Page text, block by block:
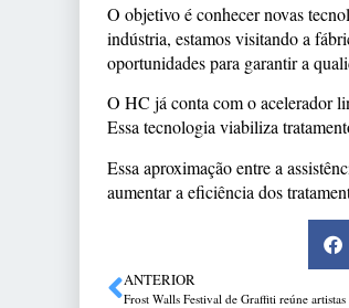
O objetivo é conhecer novas
indústria, estamos visitando a
oportunidades para garantir a
O HC já conta com o acelerador
Essa tecnologia viabiliza
Essa aproximação entre a
aumentar a eficiência dos
ANTERIOR